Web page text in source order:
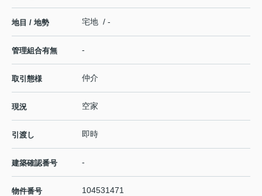
地目 / 地勢 宅地 / -
管理組合有無 -
取引態様 仲介
現況 空家
引渡し 即時
建築確認番号 -
物件番号 104531471